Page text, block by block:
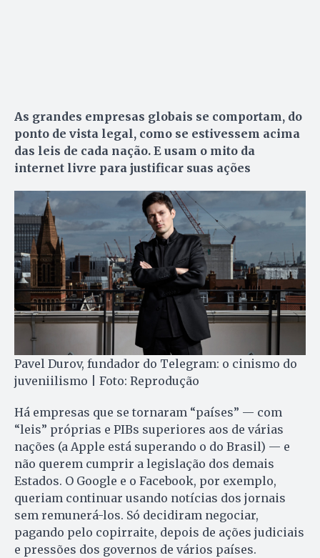
As grandes empresas globais se comportam, do
ponto de vista legal, como se estivessem acima
das leis de cada nação. E usam o mito da
internet livre para justificar suas ações
Pavel Durov, fundador do Telegram: o cinismo do
juveniilismo | Foto: Reprodução
Há empresas que se tornaram “países” — com
“leis” próprias e PIBs superiores aos de várias
nações (a Apple está superando o do Brasil) — e
não querem cumprir a legislação dos demais
Estados. O Google e o Facebook, por exemplo,
queriam continuar usando notícias dos jornais
sem remunerá-los. Só decidiram negociar,
pagando pelo copirraite, depois de ações judiciais
e pressões dos governos de vários países.